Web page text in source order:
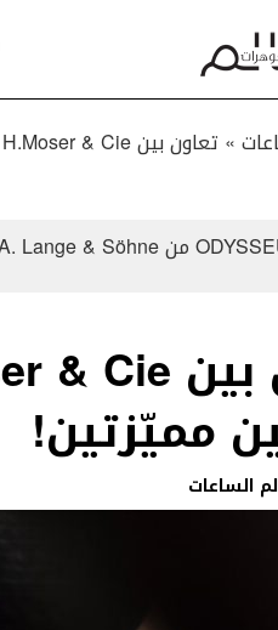
» تعاون بين H.Moser & Cie و MB&F لإنتاج ساعتين مميّزتين!
مميّزتين!
الساعات